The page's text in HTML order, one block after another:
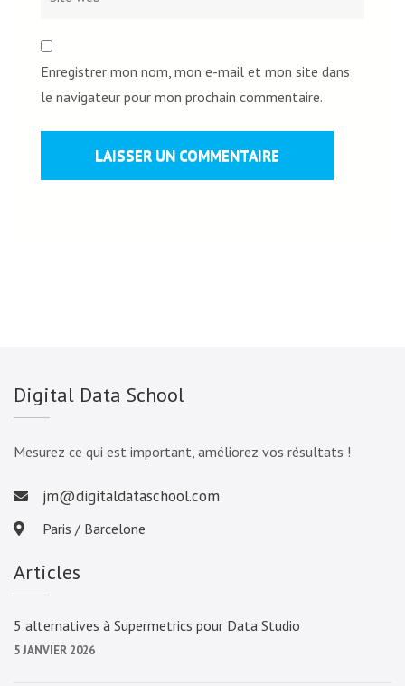
Enregistrer mon nom, mon e-mail et mon site dans
le navigateur pour mon prochain commentaire.
Digital Data School
Mesurez ce qui est important, améliorez vos résultats !
jm@digitaldataschool.com
Paris / Barcelone
Articles
5 alternatives à Supermetrics pour Data Studio
5 JANVIER 2026